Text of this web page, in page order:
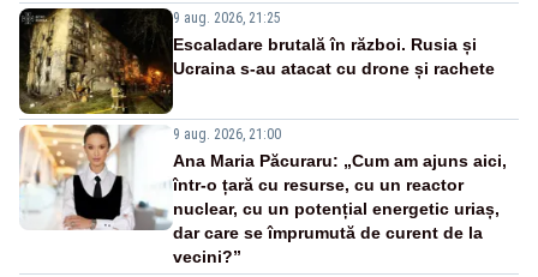
9 aug. 2026, 21:25
Escaladare brutală în război. Rusia și
Ucraina s-au atacat cu drone și rachete
9 aug. 2026, 21:00
Ana Maria Păcuraru: „Cum am ajuns aici,
într-o țară cu resurse, cu un reactor
nuclear, cu un potențial energetic uriaș,
dar care se împrumută de curent de la
vecini?”